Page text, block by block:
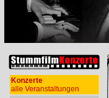
Konzerte
alle Veranstaltungen